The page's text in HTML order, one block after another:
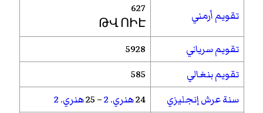
تقويم أرمني
627
ԹՎ ՈԻԷ
تقويم سرياني
5928
تقويم بنغالي
585
سنة عرش إنجليزي
24هنري. 2 – 25
هنري. 2